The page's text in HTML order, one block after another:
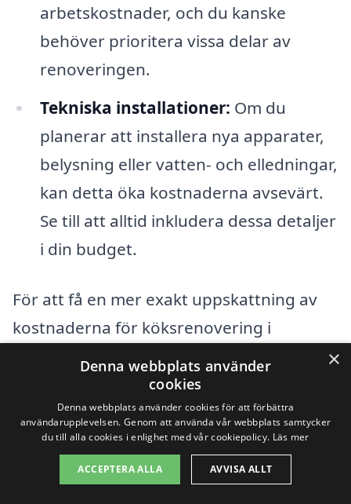
arbetskostnader, och du kanske
behöver prioritera vissa delar av
renoveringen.
Tekniska installationer: Om du
planerar att installera nya apparater,
belysning eller vatten- och elledningar,
kan detta öka kostnaderna avsevärt.
Se till att alltid inkludera dessa detaljer
i din budget.
För att få en mer exakt uppskattning av
kostnaderna för köksrenovering i
Karlskrona är det en bra idé att kontakta
flera olika entreprenörer och be om
offerter. Genom vår plattform kan du
enkelt få kontakt med erfarna
yrkesverksamma som kan hjälpa dig att
×
Denna webbplats använder
cookies
Denna webbplats använder cookies för att förbättra
användarupplevelsen. Genom att använda vår webbplats samtycker
du till alla cookies i enlighet med vår cookiepolicy. Läs mer
ACCEPTERA ALLA AVVISA ALLT